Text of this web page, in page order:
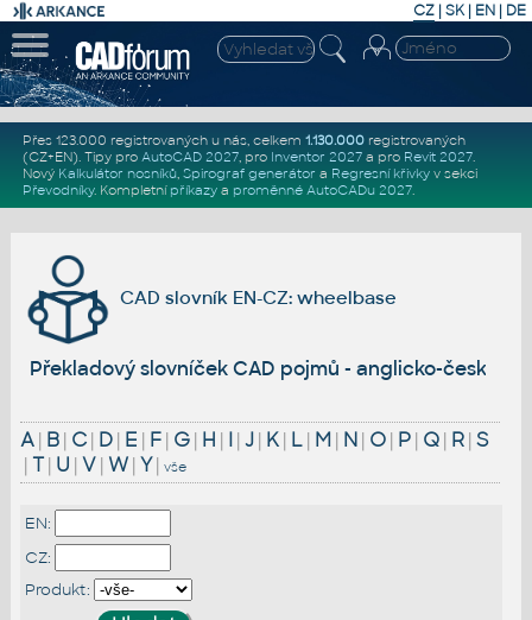
CZ | SK| EN | DE
Přes 123.000 registrovaných u nás, celkem 1.130.000registrovaných
(CZ+EN). Tipy pro AutoCAD 2027, pro Inventor 2027a pro Revit 2027.
Nový Kalkulátor nosníků, Spirograf generátor a Regresní křivkyv sekci
Převodníky. Kompletní příkazya proměnné AutoCADu 2027.
CAD slovník EN-CZ: wheelbase
Překladový slovníček CAD pojmů - anglicko-český
A| B| C| D| E | F| G| H | I| J| K| L| M| N| O| P| Q| R| S
| T| U | V| W| Y| vše
EN:
CZ:
Produkt: